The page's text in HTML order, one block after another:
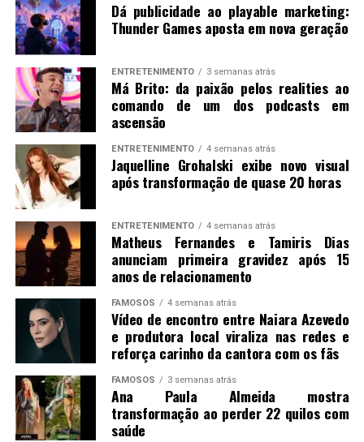
Dá publicidade ao playable marketing:
Thunder Games aposta em nova geração
ENTRETENIMENTO 3 semanas atrás
Má Brito: da paixão pelos realities ao
comando de um dos podcasts em
ascensão
ENTRETENIMENTO 4 semanas atrás
Jaquelline Grohalski exibe novo visual
após transformação de quase 20 horas
ENTRETENIMENTO 4 semanas atrás
Matheus Fernandes e Tamiris Dias
anunciam primeira gravidez após 15
anos de relacionamento
FAMOSOS 4 semanas atrás
Vídeo de encontro entre Naiara Azevedo
e produtora local viraliza nas redes e
reforça carinho da cantora com os fãs
FAMOSOS 3 semanas atrás
Ana Paula Almeida mostra
transformação ao perder 22 quilos com
saúde